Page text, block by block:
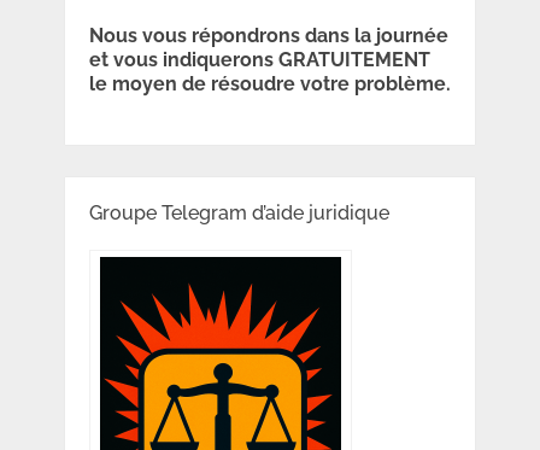
Nous vous répondrons dans la journée
et vous indiquerons GRATUITEMENT
le moyen de résoudre votre problème.
Groupe Telegram d’aide juridique